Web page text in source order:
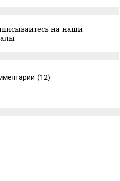
на наши
(12)